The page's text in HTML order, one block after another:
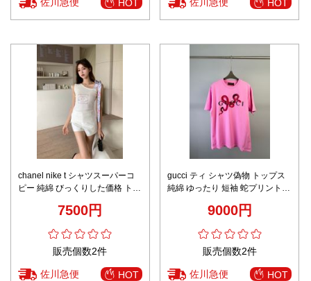
HOT HOT
chanel nike t シャツスーパーコ
ピー 純綿 びっくりした価格 トッ
7500円
販売個数2件
佐川急便 HOT
gucci ティ シャツ偽物 トップス
純綿 ゆったり 短袖 蛇プリント
9000円
販売個数2件
佐川急便 HOT